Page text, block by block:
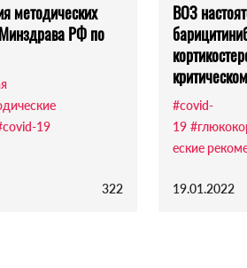
методических
РФ по
19
322
ВОЗ
#covid-
19
еские
19.01.2022